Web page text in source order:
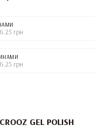
грн
грн
GEL POLISH